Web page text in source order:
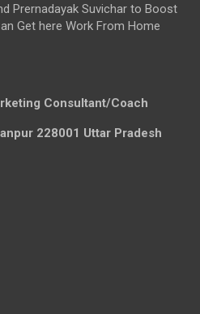
Prernadayak Suvichar to Boost
Get here Work From Home
Consultant/Coach
228001 Uttar Pradesh